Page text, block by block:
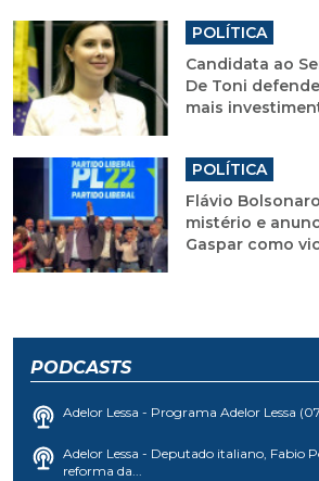
POLÍTICA
Candidata ao
De Toni
mais
POLÍTICA
Flávio
mistério e
Gaspar como
PODCASTS
Adelor Lessa - Programa Adelor Lessa
Adelor Lessa - Deputado italiano, Fabio
reforma da...